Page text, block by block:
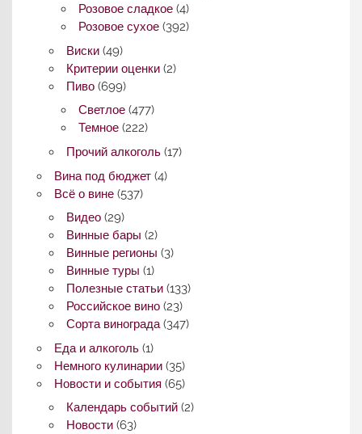
Розовое сладкое (4)
Розовое сухое (392)
Виски(49)
Критерии оценки(2)
Пиво(699)
Светлое (477)
Темное (222)
Прочий алкоголь(17)
Вина под бюджет(4)
Всё о вине(537)
Видео(29)
Винные бары (2)
Винные регионы (3)
Винные туры (1)
Полезные статьи(133)
Российское вино(23)
Сорта винограда(347)
Еда и алкоголь(1)
Немного кулинарии(35)
Новости и события (65)
Календарь событий(2)
Новости(63)